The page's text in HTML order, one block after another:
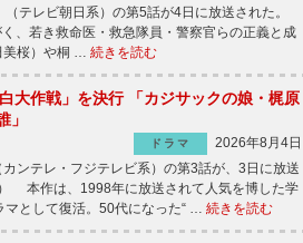
テレビ朝日系）の第5話が4日に放送された。
、若き救命医・救急隊員・警察官らの正義と成
桜）や桐 … 続きを読む
大作戦」を決行 「カジサックの娘・梶原
」
ドラマ
2026年8月4日
ンテレ・フジテレビ系）の第3話が、3日に放送
本作は、1998年に放送されて人気を博した学
として復活。50代になった“ … 続きを読む